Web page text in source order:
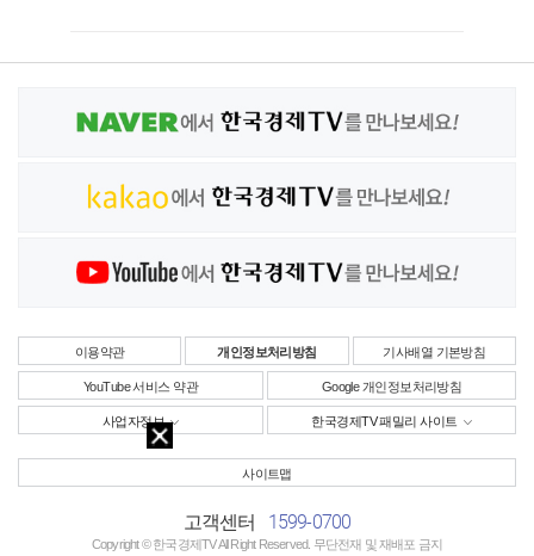
이용약관 개인정보처리방침 기사배열 기본방침
YouTube 서비스 약관 Google 개인정보처리방침
사업자정보 한국경제TV 패밀리 사이트
사이트맵
고객센터 1599-0700
Copyright © 한국경제TV All Right Reserved. 무단전재 및 재배포 금지